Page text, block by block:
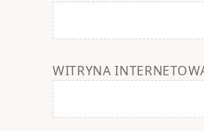
WITRYNA